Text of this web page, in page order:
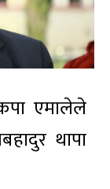
एमालेले
थापा